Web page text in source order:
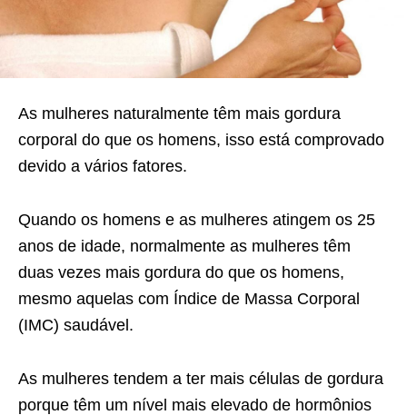
As mulheres naturalmente têm mais gordura
corporal do que os homens, isso está comprovado
devido a vários fatores.
Quando os homens e as mulheres atingem os 25
anos de idade, normalmente as mulheres têm
duas vezes mais gordura do que os homens,
mesmo aquelas com Índice de Massa Corporal
(IMC) saudável.
As mulheres tendem a ter mais células de gordura
porque têm um nível mais elevado de hormônios